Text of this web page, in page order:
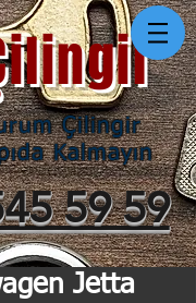
59 59
Çilingir
Kalmayın
Jetta